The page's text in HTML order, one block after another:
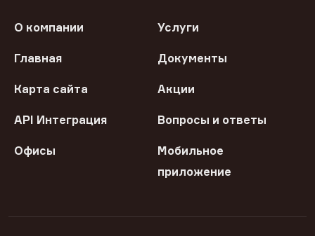
О компании Услуги
Главная Документы
Карта сайта Акции
API Интеграция Вопросы и ответы
Офисы
Мобильное
приложение